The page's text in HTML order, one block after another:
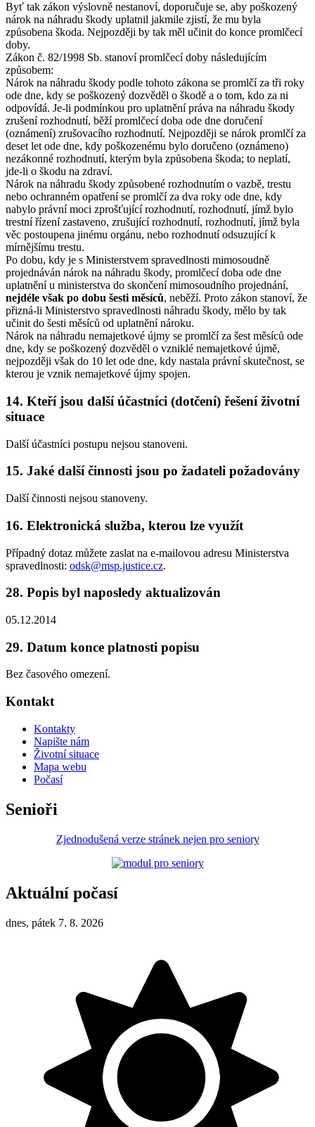
Byť tak zákon výslovně nestanoví, doporučuje se, aby poškozený
nárok na náhradu škody uplatnil jakmile zjistí, že mu byla
způsobena škoda. Nejpozději by tak měl učinit do konce promlčecí
doby.
Zákon č. 82/1998 Sb. stanoví promlčecí doby následujícím
způsobem:
Nárok na náhradu škody podle tohoto zákona se promlčí za tři roky
ode dne, kdy se poškozený dozvěděl o škodě a o tom, kdo za ni
odpovídá. Je-li podmínkou pro uplatnění práva na náhradu škody
zrušení rozhodnutí, běží promlčecí doba ode dne doručení
(oznámení) zrušovacího rozhodnutí. Nejpozději se nárok promlčí za
deset let ode dne, kdy poškozenému bylo doručeno (oznámeno)
nezákonné rozhodnutí, kterým byla způsobena škoda; to neplatí,
jde-li o škodu na zdraví.
Nárok na náhradu škody způsobené rozhodnutím o vazbě, trestu
nebo ochranném opatření se promlčí za dva roky ode dne, kdy
nabylo právní moci zprošťující rozhodnutí, rozhodnutí, jímž bylo
trestní řízení zastaveno, zrušující rozhodnutí, rozhodnutí, jímž byla
věc postoupena jinému orgánu, nebo rozhodnutí odsuzující k
mírnějšímu trestu.
Po dobu, kdy je s Ministerstvem spravedlnosti mimosoudně
projednáván nárok na náhradu škody, promlčecí doba ode dne
uplatnění u ministerstva do skončení mimosoudního projednání,
nejdéle však po dobu šesti měsíců, neběží. Proto zákon stanoví, že
přizná-li Ministerstvo spravedlnosti náhradu škody, mělo by tak
učinit do šesti měsíců od uplatnění nároku.
Nárok na náhradu nemajetkové újmy se promlčí za šest měsíců ode
dne, kdy se poškozený dozvěděl o vzniklé nemajetkové újmě,
nejpozději však do 10 let ode dne, kdy nastala právní skutečnost, se
kterou je vznik nemajetkové újmy spojen.
14. Kteří jsou další účastníci (dotčení) řešení životní
situace
Další účastníci postupu nejsou stanoveni.
15. Jaké další činnosti jsou po žadateli požadovány
Další činnosti nejsou stanoveny.
16. Elektronická služba, kterou lze využít
Případný dotaz můžete zaslat na e-mailovou adresu Ministerstva
spravedlnosti: odsk@msp.justice.cz.
28. Popis byl naposledy aktualizován
05.12.2014
29. Datum konce platnosti popisu
Bez časového omezení.
Kontakt
Kontakty
Napište nám
Životní situace
Mapa webu
Počasí
Senioři
Zjednodušená verze stránek nejen pro seniory
Aktuální počasí
dnes, pátek 7. 8. 2026